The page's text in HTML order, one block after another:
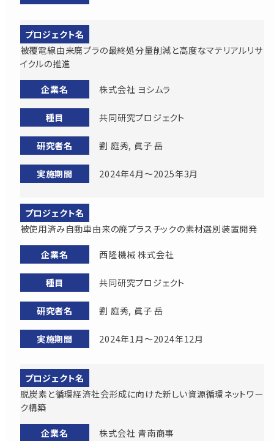
被覆電線由来廃プラの最終処分量削減と高度なマテリアルリサ
イクルの推進
株式会社 ヨシムラ
共同研究プロジェクト
劉 庭秀, 眞子 岳
2024年4月～2025年3月
被使用済み自動車由来の廃プラスチックの素材選別装置開発
西隆機械 株式会社
共同研究プロジェクト
劉 庭秀, 眞子 岳
2024年1月～2024年12月
脱炭素と循環経済社会形成に向けた新しい資源循環ネットワー
ク構築
株式会社 青南商事